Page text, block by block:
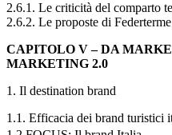
2.6.1. Le criticità del comparto
2.6.2. Le proposte di Federterme
CAPITOLO V – DA
MARKETING 2.0
1. Il destination brand
1.1. Efficacia dei brand turistici